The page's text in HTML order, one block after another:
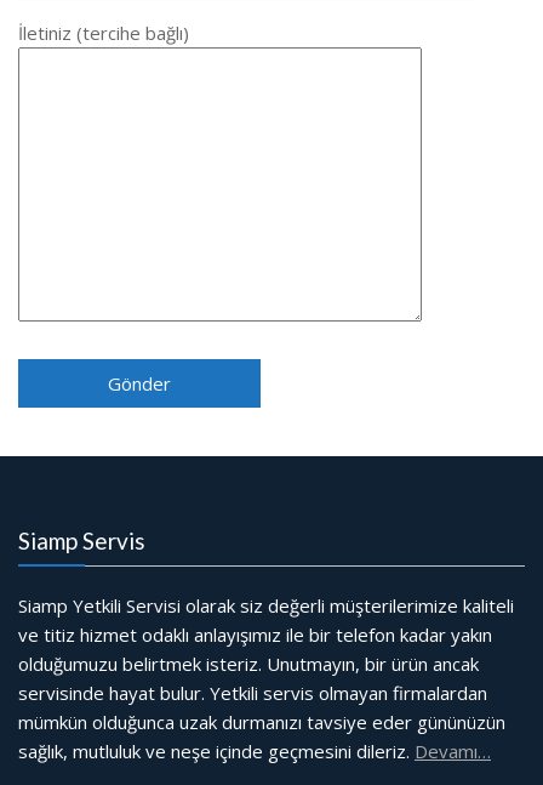
İletiniz (tercihe bağlı)
Siamp Servis
Siamp Yetkili Servisi olarak siz değerli müşterilerimize kaliteli
ve titiz hizmet odaklı anlayışımız ile bir telefon kadar yakın
olduğumuzu belirtmek isteriz. Unutmayın, bir ürün ancak
servisinde hayat bulur. Yetkili servis olmayan firmalardan
mümkün olduğunca uzak durmanızı tavsiye eder gününüzün
sağlık, mutluluk ve neşe içinde geçmesini dileriz. Devamı…